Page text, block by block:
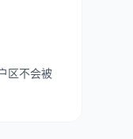
区不会被